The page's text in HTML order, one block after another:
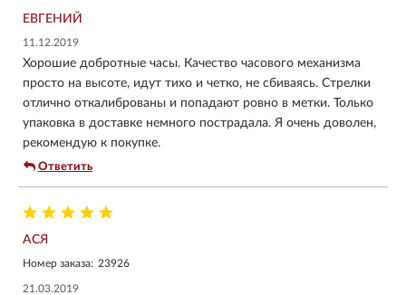
ЕВГЕНИЙ
11.12.2019
Хорошие добротные часы. Качество часового механизма
просто на высоте, идут тихо и четко, не сбиваясь. Стрелки
отлично откалиброваны и попадают ровно в метки. Только
упаковка в доставке немного пострадала. Я очень доволен,
рекомендую к покупке.
Ответить
АСЯ
Номер заказа: 23926
21.03.2019